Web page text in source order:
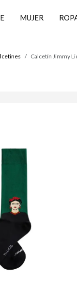
MUJER
Calcetín Jimmy